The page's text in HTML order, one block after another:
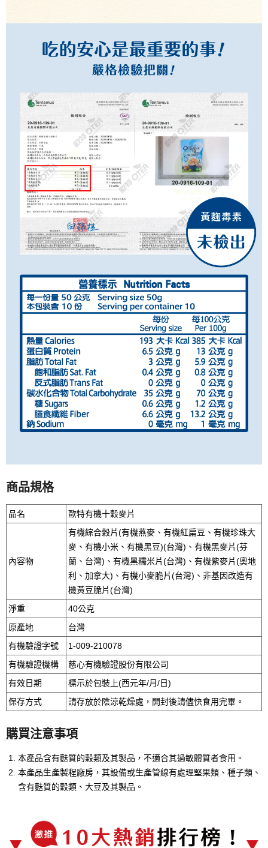
商品規格
品名 歐特有機十穀麥片
內容物
有機綜合穀片(有機燕麥、有機紅扁豆、有機珍珠大
麥、有機小米、有機黑豆)(台灣)、有機黑麥片(芬
蘭、台灣)、有機黑糯米片(台灣)、有機紫麥片(奧地
利、加拿大)、有機小麥脆片(台灣)、非基因改造有
機黃豆脆片(台灣)
淨重
40公克
原產地
台灣
有機驗證字號
1-009-210078
有機驗證機構
慈心有機驗證股份有限公司
有效日期
標示於包裝上(西元年/月/日)
保存方式
請存放於陰涼乾燥處，開封後請儘快食用完畢。
購買注意事項
本產品含有麩質的穀類及其製品，不適合其過敏體質者食用。
本產品生產製程廠房，其設備或生產管線有處理堅果類、種子類、
含有麩質的穀類、大豆及其製品。